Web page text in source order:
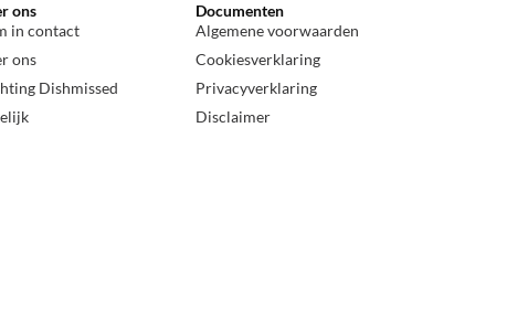
ons
in contact
ons
Dishmissed
Documenten
Algemene voorwaarden
Cookiesverklaring
Privacyverklaring
Disclaimer